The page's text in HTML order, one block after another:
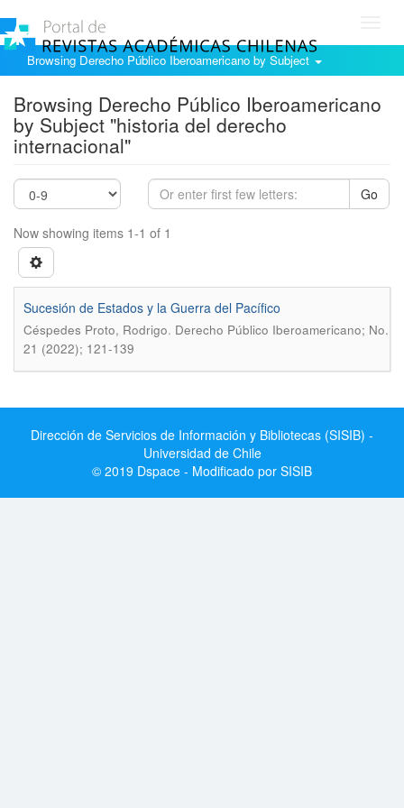
Browsing Derecho Público Iberoamericano by Subject
Browsing Derecho Público Iberoamericano
by Subject "historia del derecho
internacional"
Go
Now showing items 1-1 of 1
Sucesión de Estados y la Guerra del Pacífico
Céspedes Proto, Rodrigo. Derecho Público Iberoamericano; No.
21 (2022); 121-139
Dirección de Servicios de Información y Bibliotecas (SISIB) -
Universidad de Chile
© 2019 Dspace - Modificado por SISIB